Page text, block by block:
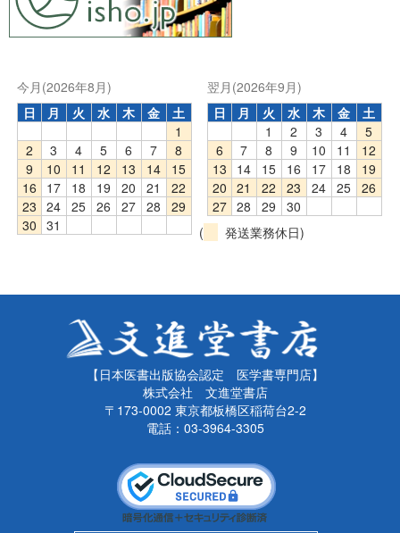
今月(2026年8月)
日
月 火 水 木 金
土
1
2
3 4 5 6 7
8
9
10 11 12 13 14
15
16
17 18 19 20 21
22
23
24 25 26 27 28
29
30
31
翌月(2026年9月)
日
月 火 水 木 金
土
1
2 3 4
5
6
7 8 9 10 11
12
13
14 15 16 17 18
19
20
21 22 23 24 25
26
27 28 29
30
(
発送業務休日)
【日本医書出版協会認定 医学書専門店】
株式会社 文進堂書店
〒173-0002 東京都板橋区稲荷台2-2
電話：03-3964-3305